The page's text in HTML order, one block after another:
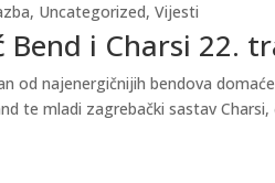
Bend i Charsi 22.
, Uncategorized,Vijesti
od najenergičnijih bendova
te mladi zagrebački sastav